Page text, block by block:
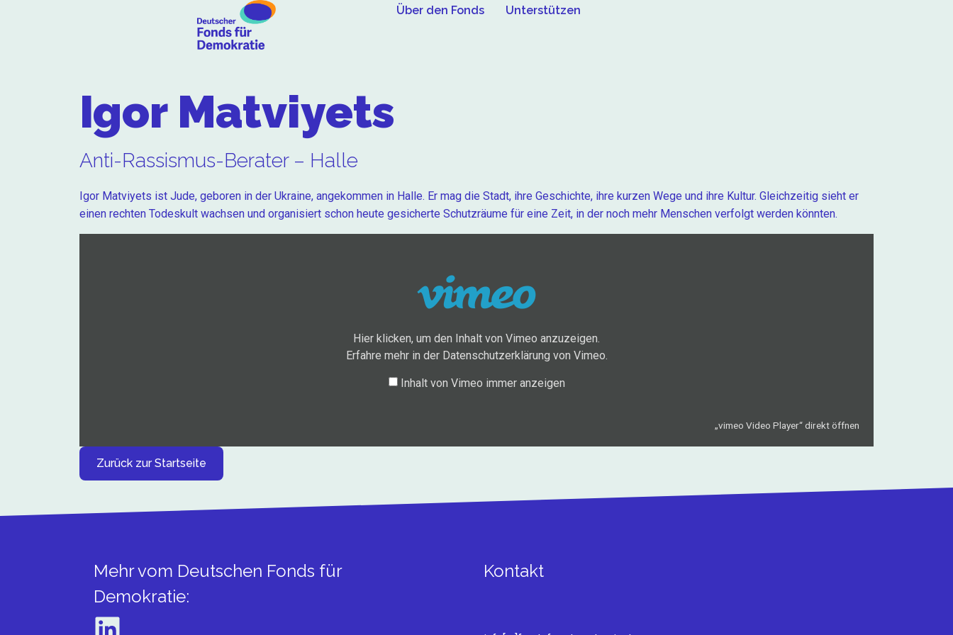
Über den Fonds Unterstützen
Igor Matviyets
Anti-Rassismus-Berater – Halle
Igor Matviyets ist Jude, geboren in der Ukraine, angekommen in Halle. Er mag die Stadt, ihre Geschichte, ihre kurzen Wege und ihre Kultur. Gleichzeitig sieht er
einen rechten Todeskult wachsen und organisiert schon heute gesicherte Schutzräume für eine Zeit, in der noch mehr Menschen verfolgt werden könnten.
Hier klicken, um den Inhalt von Vimeo anzuzeigen.
Erfahre mehr in der Datenschutzerklärung von Vimeo.
Inhalt von Vimeo immer anzeigen
„vimeo Video Player“ direkt öffnen
Zurück zur Startseite
Mehr vom Deutschen Fonds für
Demokratie:​
Kontakt